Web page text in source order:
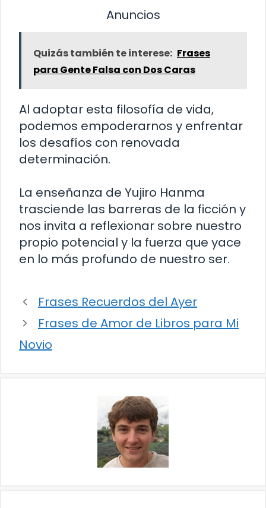
Anuncios
Quizás también te interese: Frases
para Gente Falsa con Dos Caras
Al adoptar esta filosofía de vida,
podemos empoderarnos y enfrentar
los desafíos con renovada
determinación.
La enseñanza de Yujiro Hanma
trasciende las barreras de la ficción y
nos invita a reflexionar sobre nuestro
propio potencial y la fuerza que yace
en lo más profundo de nuestro ser.
Frases Recuerdos del Ayer
Frases de Amor de Libros para Mi
Novio